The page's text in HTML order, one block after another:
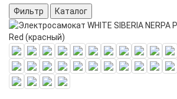
Фильтр Каталог